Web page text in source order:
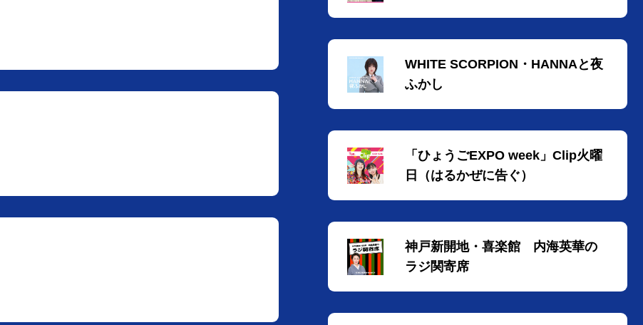
WHITE SCORPION・HANNAと夜
ふかし
「ひょうごEXPO week」Clip火曜
日（はるかぜに告ぐ）
神戸新開地・喜楽館 内海英華の
ラジ関寄席